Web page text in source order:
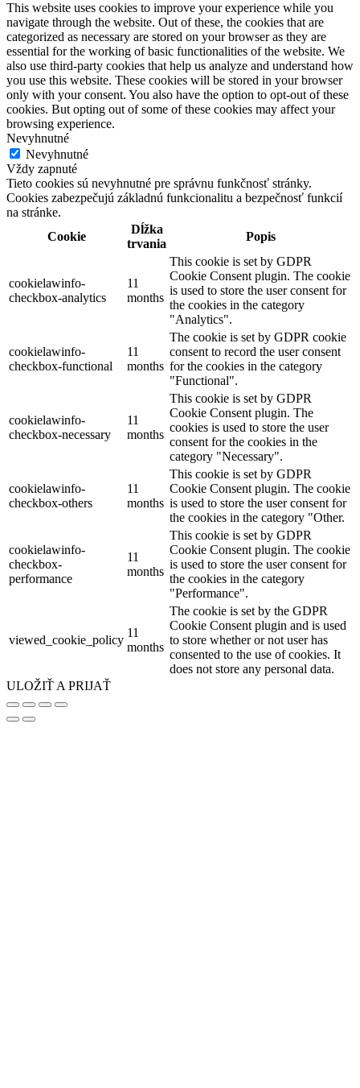
This website uses cookies to improve your experience while you
navigate through the website. Out of these, the cookies that are
categorized as necessary are stored on your browser as they are
essential for the working of basic functionalities of the website. We
also use third-party cookies that help us analyze and understand how
you use this website. These cookies will be stored in your browser
only with your consent. You also have the option to opt-out of these
cookies. But opting out of some of these cookies may affect your
browsing experience.
Nevyhnutné
Nevyhnutné
Vždy zapnuté
Tieto cookies sú nevyhnutné pre správnu funkčnosť stránky.
Cookies zabezpečujú základnú funkcionalitu a bezpečnosť funkcií
na stránke.
Cookie
Dĺžka
trvania
Popis
cookielawinfo-
checkbox-analytics
11
months
This cookie is set by GDPR
Cookie Consent plugin. The cookie
is used to store the user consent for
the cookies in the category
"Analytics".
cookielawinfo-
checkbox-functional
11
months
The cookie is set by GDPR cookie
consent to record the user consent
for the cookies in the category
"Functional".
cookielawinfo-
checkbox-necessary
11
months
This cookie is set by GDPR
Cookie Consent plugin. The
cookies is used to store the user
consent for the cookies in the
category "Necessary".
cookielawinfo-
checkbox-others
11
months
This cookie is set by GDPR
Cookie Consent plugin. The cookie
is used to store the user consent for
the cookies in the category "Other.
cookielawinfo-
checkbox-
performance
11
months
This cookie is set by GDPR
Cookie Consent plugin. The cookie
is used to store the user consent for
the cookies in the category
"Performance".
viewed_cookie_policy
11
months
The cookie is set by the GDPR
Cookie Consent plugin and is used
to store whether or not user has
consented to the use of cookies. It
does not store any personal data.
ULOŽIŤ A PRIJAŤ